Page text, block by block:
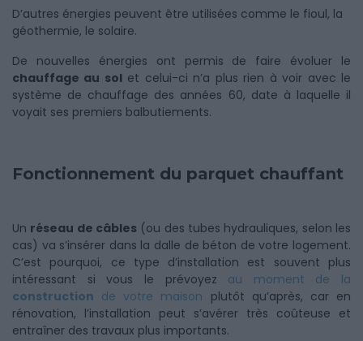
D’autres énergies peuvent être utilisées comme le fioul, la
géothermie, le solaire.
De nouvelles énergies ont permis de faire évoluer le
chauffage au solet celui-ci n’a plus rien à voir avec le
système de chauffage des années 60, date à laquelle il
voyait ses premiers balbutiements.
Fonctionnement du parquet chauffant
Un réseau de câbles (ou des tubes hydrauliques, selon les
cas) va s’insérer dans la dalle de béton de votre logement.
C’est pourquoi, ce type d’installation est souvent plus
intéressant si vous le prévoyez au moment de la
construction de votre maison plutôt qu’après, car en
rénovation, l’installation peut s’avérer très coûteuse et
entraîner des travaux plus importants.